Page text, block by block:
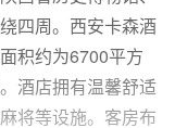
四周。西安卡森酒
积约为6700平方
酒店拥有温馨舒适
将等设施。客房布